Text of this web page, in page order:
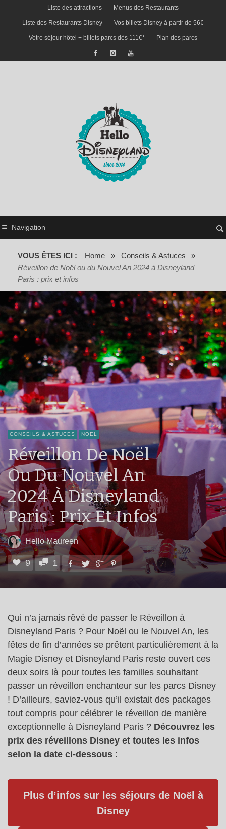
Liste des attractions Menus des Restaurants
Liste des Restaurants Disney Vos billets Disney à partir de 56€
Votre séjour hôtel + billets parcs dès 111€* Plan des parcs
Navigation
VOUS ÊTES ICI : Home » Conseils & Astuces
»
Réveillon de Noël ou du Nouvel An 2024 à Disneyland
Paris : prix et infos
CONSEILS & ASTUCES NOËL
Réveillon De Noël
Ou Du Nouvel An
2024 À Disneyland
Paris : Prix Et Infos
Hello Maureen
9 1
Qui n’a jamais rêvé de passer le Réveillon à
Disneyland Paris ? Pour Noël ou le Nouvel An, les
fêtes de fin d’années se prêtent particulièrement à la
Magie Disney et Disneyland Paris reste ouvert ces
deux soirs là pour toutes les familles souhaitant
passer un réveillon enchanteur sur les parcs Disney
! D’ailleurs, saviez-vous qu’il existait des packages
tout compris pour célébrer le réveillon de manière
exceptionnelle à Disneyland Paris ? Découvrez les
prix des réveillons Disney et toutes les infos
selon la date ci-dessous :
Plus d’infos sur les séjours de Noël à
Disney